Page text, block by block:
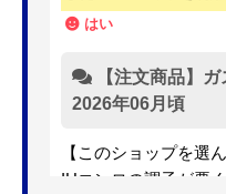
はい
【注文商品】
2026年06月頃
【このショップを選
IHコンロの調子が悪